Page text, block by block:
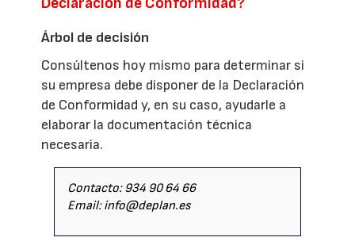
Árbol de decisión
Consúltenos hoy mismo para determinar si
su empresa debe disponer de la Declaración
de Conformidad y, en su caso, ayudarle a
elaborar la documentación técnica
necesaria.
Contacto: 934 90 64 66
Email: info@deplan.es